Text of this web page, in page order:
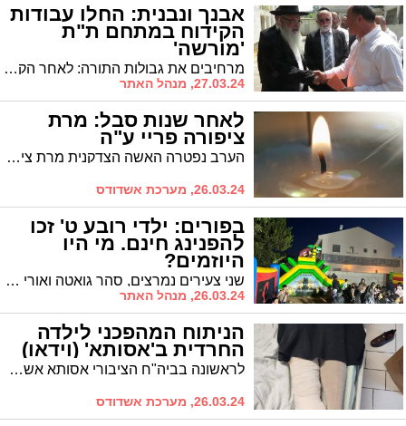
אבנך ונבנית: החלו עבודות
הקידוח במתחם ת"ת
'מורשה'
מרחיבים את גבולות התורה: לאחר הקצאת שטח למוסדות "מורשה" ע"י ראש העיר ד"ר יחיאל לסרי השבוע החלו בקידוחים ראשונים
27.03.24, מנהל האתר
לאחר שנות סבל: מרת
ציפורה פריי ע"ה
הערב נפטרה האשה הצדקנית מרת ציפורה פריי ע"ה. בת 83 היתה בפטירתה. הלווייתה תתקיים מחר באשדוד
26.03.24, מערכת אשדודס
בפורים: ילדי רובע ט' זכו
להפנינג חינם. מי היו
היוזמים?
שני צעירים נמרצים, סהר גואטה ואורי דוד כהן, יזמו באופן עצמאי הפנינג המוני שסיפק שעות של חוויה לילדי רובע ט'. צפו
26.03.24, מנהל האתר
הניתוח המהפכני לילדה
החרדית ב'אסותא' (וידאו)
לראשונה בביה"ח הציבורי אסותא אשדוד התקיים ניתוח אורתופדי תוך שימוש בברגים שאינם מתכתיים הנספגים בגוף האדם. ד"ר למדן: "מדובר בבשורה טכנולוגית ופורצת דרך המונעת ניתוחים נוספים להוצאת הקיבוע ומביאה למינימום אפשרות של סיבוכים"
26.03.24, מערכת אשדודס